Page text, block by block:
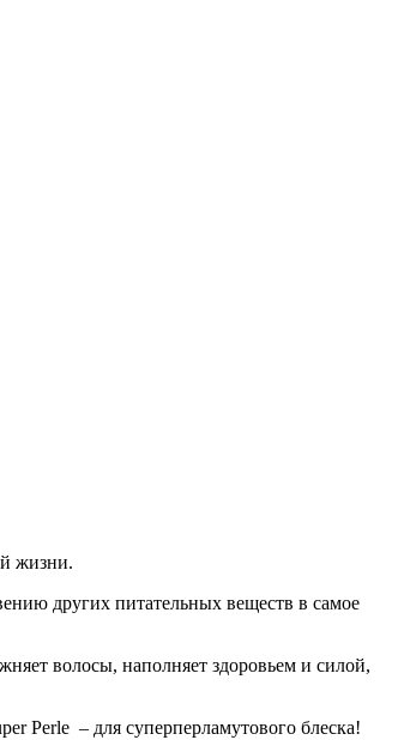
жизни.
других питательных веществ в самое
волосы, наполняет здоровьем и силой,
Perle – для суперперламутового блеска!